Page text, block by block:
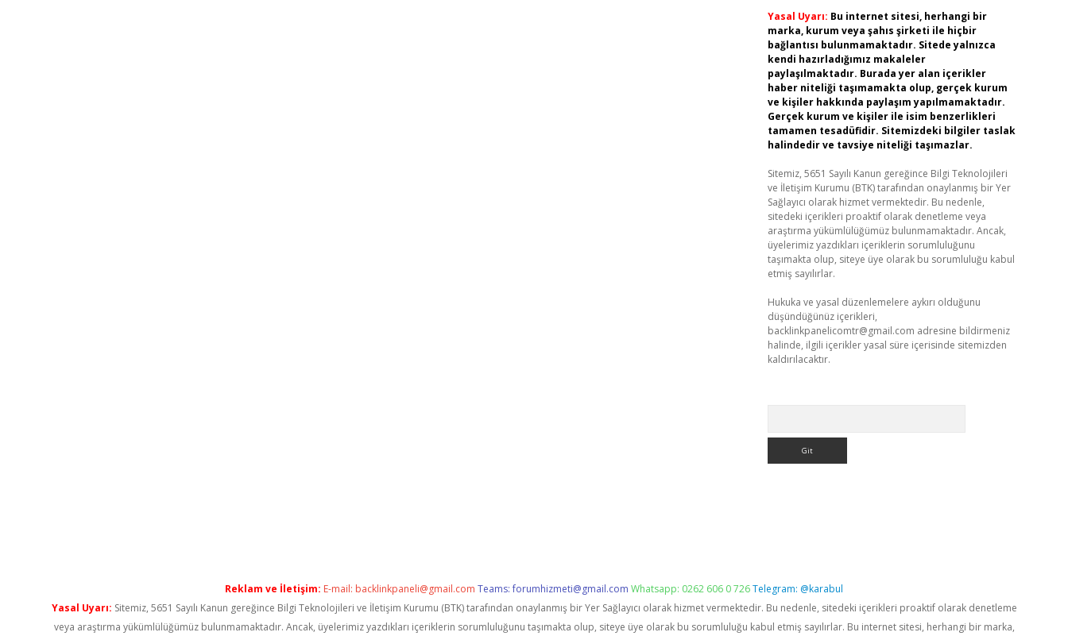
Yasal Uyarı: Bu internet sitesi, herhangi bir
marka, kurum veya şahıs şirketi ile hiçbir
bağlantısı bulunmamaktadır. Sitede yalnızca
kendi hazırladığımız makaleler
paylaşılmaktadır. Burada yer alan içerikler
haber niteliği taşımamakta olup, gerçek kurum
ve kişiler hakkında paylaşım yapılmamaktadır.
Gerçek kurum ve kişiler ile isim benzerlikleri
tamamen tesadüfidir. Sitemizdeki bilgiler taslak
halindedir ve tavsiye niteliği taşımazlar.
Sitemiz, 5651 Sayılı Kanun gereğince Bilgi Teknolojileri
ve İletişim Kurumu (BTK) tarafından onaylanmış bir Yer
Sağlayıcı olarak hizmet vermektedir. Bu nedenle,
sitedeki içerikleri proaktif olarak denetleme veya
araştırma yükümlülüğümüz bulunmamaktadır. Ancak,
üyelerimiz yazdıkları içeriklerin sorumluluğunu
taşımakta olup, siteye üye olarak bu sorumluluğu kabul
etmiş sayılırlar.
Hukuka ve yasal düzenlemelere aykırı olduğunu
düşündüğünüz içerikleri,
backlinkpanelicomtr@gmail.com adresine bildirmeniz
halinde, ilgili içerikler yasal süre içerisinde sitemizden
kaldırılacaktır.
Reklam ve İletişim: E-mail: backlinkpaneli@gmail.com Teams:forumhizmeti@gmail.com Whatsapp: 0262 606 0 726Telegram: @karabul
Yasal Uyarı: Sitemiz, 5651 Sayılı Kanun gereğince Bilgi Teknolojileri ve İletişim Kurumu (BTK) tarafından onaylanmış bir Yer Sağlayıcı olarak hizmet vermektedir. Bu nedenle, sitedeki içerikleri proaktif olarak denetleme
veya araştırma yükümlülüğümüz bulunmamaktadır. Ancak, üyelerimiz yazdıkları içeriklerin sorumluluğunu taşımakta olup, siteye üye olarak bu sorumluluğu kabul etmiş sayılırlar. Bu internet sitesi, herhangi bir marka,